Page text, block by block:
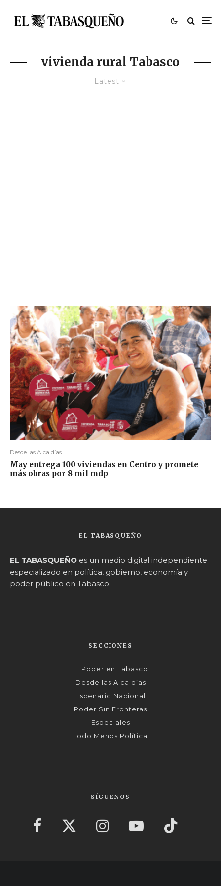
vivienda rural Tabasco
Latest
Desde las Alcaldías
May entrega 100 viviendas en Centro y promete
más obras por 8 mil mdp
EL TABASQUEÑO
EL TABASQUEÑO es un medio digital independiente
especializado en política, gobierno, economía y
poder público en Tabasco.
SECCIONES
El Poder en Tabasco
Desde las Alcaldías
Escenario Nacional
Poder Sin Fronteras
Especiales
Todo Menos Política
SÍGUENOS